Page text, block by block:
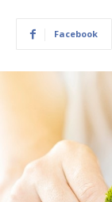
Facebook